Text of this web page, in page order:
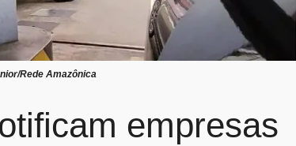
Rede Amazônica
empresas